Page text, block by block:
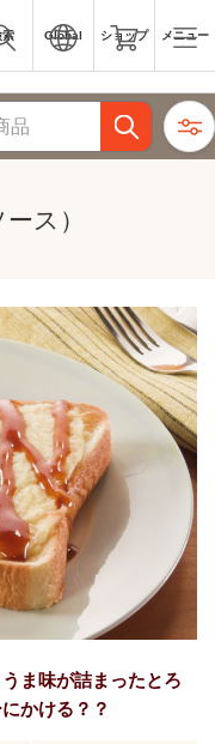
索 Global ショップ メニュー
ス）
ま味が詰まったとろ
かける？？